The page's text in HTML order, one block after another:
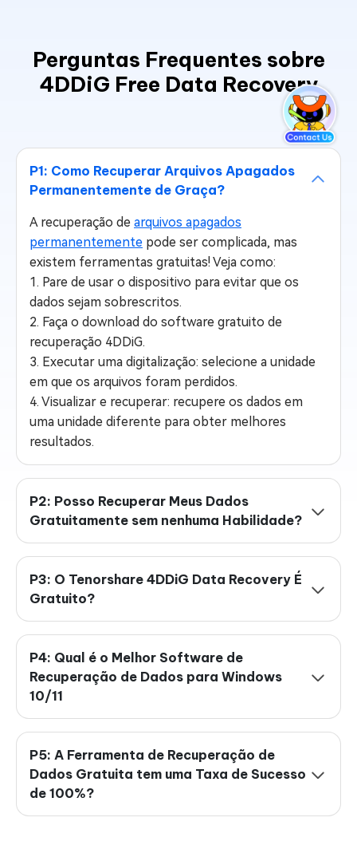
Perguntas Frequentes sobre
4DDiG Free Data Recovery
P1: Como Recuperar Arquivos Apagados
Permanentemente de Graça?
A recuperação de arquivos apagados
permanentemente pode ser complicada, mas
existem ferramentas gratuitas! Veja como:
1. Pare de usar o dispositivo para evitar que os
dados sejam sobrescritos.
2. Faça o download do software gratuito de
recuperação 4DDiG.
3. Executar uma digitalização: selecione a unidade
em que os arquivos foram perdidos.
4. Visualizar e recuperar: recupere os dados em
uma unidade diferente para obter melhores
resultados.
P2: Posso Recuperar Meus Dados
Gratuitamente sem nenhuma Habilidade?
P3: O Tenorshare 4DDiG Data Recovery É
Gratuito?
P4: Qual é o Melhor Software de
Recuperação de Dados para Windows
10/11
P5: A Ferramenta de Recuperação de
Dados Gratuita tem uma Taxa de Sucesso
de 100%?